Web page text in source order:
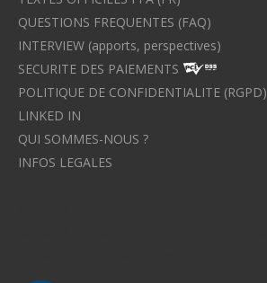
QUESTIONS FREQUENTES (FAQ)
INTERVIEW (apports, perspectives)
SECURITE DES PAIEMENTS
POLITIQUE DE CONFIDENTIALITE (RGPD)
LINKED IN
QUI SOMMES-NOUS ?
INFOS LEGALES